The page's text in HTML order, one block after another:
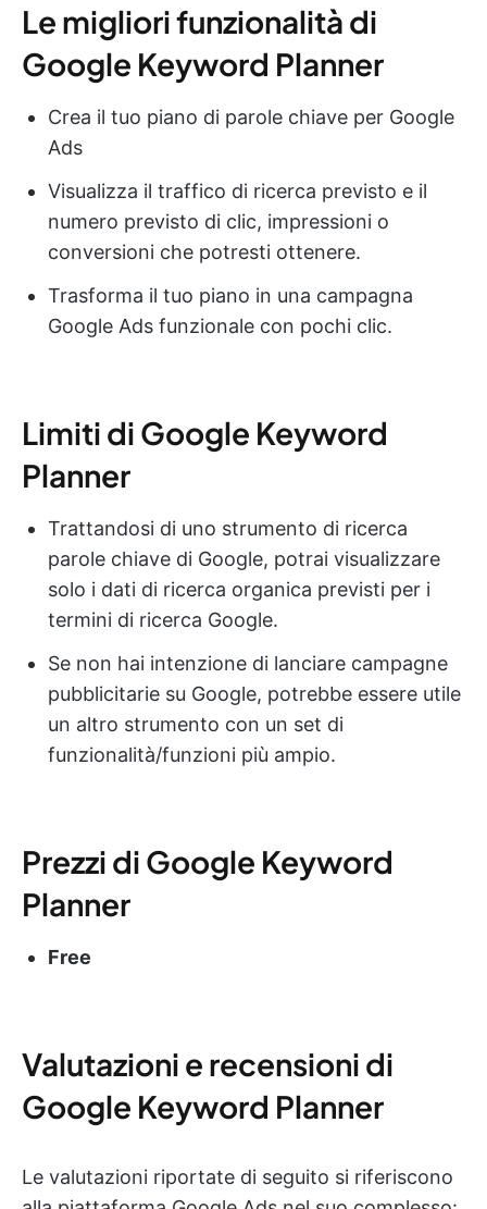
Le migliori funzionalità di
Google Keyword Planner
Crea il tuo piano di parole chiave per Google
Ads
Visualizza il traffico di ricerca previsto e il
numero previsto di clic, impressioni o
conversioni che potresti ottenere.
Trasforma il tuo piano in una campagna
Google Ads funzionale con pochi clic.
Limiti di Google Keyword
Planner
Trattandosi di uno strumento di ricerca
parole chiave di Google, potrai visualizzare
solo i dati di ricerca organica previsti per i
termini di ricerca Google.
Se non hai intenzione di lanciare campagne
pubblicitarie su Google, potrebbe essere utile
un altro strumento con un set di
funzionalità/funzioni più ampio.
Prezzi di Google Keyword
Planner
Free
Valutazioni e recensioni di
Google Keyword Planner
Le valutazioni riportate di seguito si riferiscono